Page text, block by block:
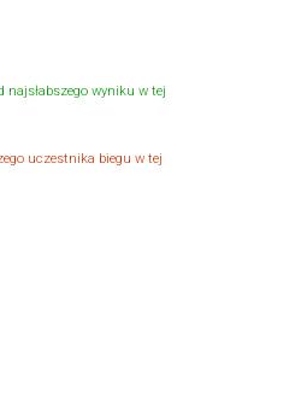
najsłabszego wyniku w tej
uczestnika biegu w tej